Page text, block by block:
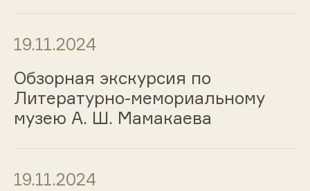
19.11.2024
Обзорная экскурсия по
Литературно-мемориальному
музею А. Ш. Мамакаева
19.11.2024